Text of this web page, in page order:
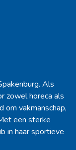
Als
zowel horeca als
om vakmanschap,
een sterke
in haar sportieve